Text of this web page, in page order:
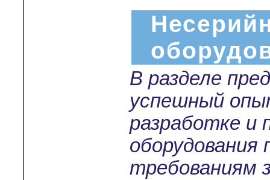
В разделе
успешный
разработке и
оборудования
требованиям